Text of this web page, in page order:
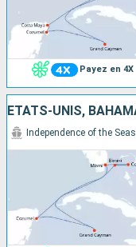
Payez en 4X
Independence of the Seas